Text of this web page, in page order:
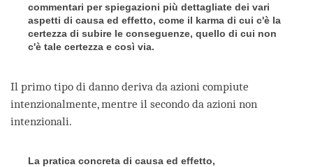
commentari per spiegazioni più dettagliate dei vari
aspetti di causa ed effetto, come il karma di cui c'è la
certezza di subire le conseguenze, quello di cui non
c'è tale certezza e così via.
Il primo tipo di danno deriva da azioni compiute
intenzionalmente, mentre il secondo da azioni non
intenzionali.
La pratica concreta di causa ed effetto,